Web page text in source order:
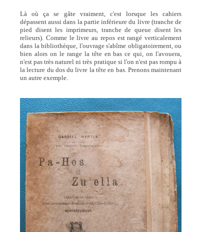
Là où ça se gâte vraiment, c'est lorsque les cahiers
dépassent aussi dans la partie inférieure du livre (tranche de
pied disent les imprimeurs, tranche de queue disent les
relieurs). Comme le livre au repos est rangé verticalement
dans la bibliothèque, l'ouvrage s'abîme obligatoirement, ou
bien alors on le range la tête en bas ce qui, on l'avouera,
n'est pas très naturel ni très pratique si l'on n'est pas rompu à
la lecture du dos du livre la tête en bas. Prenons maintenant
un autre exemple.